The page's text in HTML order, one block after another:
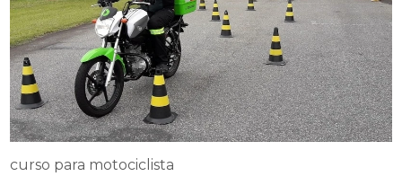
curso para motociclista